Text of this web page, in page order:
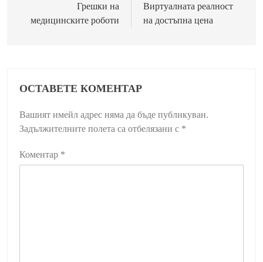
Грешки на
медицинските роботи
Виртуалната реалност
на достъпна цена
ОСТАВЕТЕ КОМЕНТАР
Вашият имейл адрес няма да бъде публикуван.
Задължителните полета са отбелязани с *
Коментар *